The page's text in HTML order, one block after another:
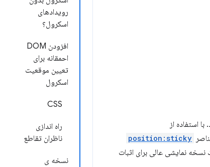
رویدادهای
اسکرول؟
افزودن DOM
احمقانه برای
تعیین موقعیت
اسکرول
CSS
راه اندازی
ناظران تقاطع
نسخه ی
استفاده از
position:sticky
نمایشی عالی برای اثبات